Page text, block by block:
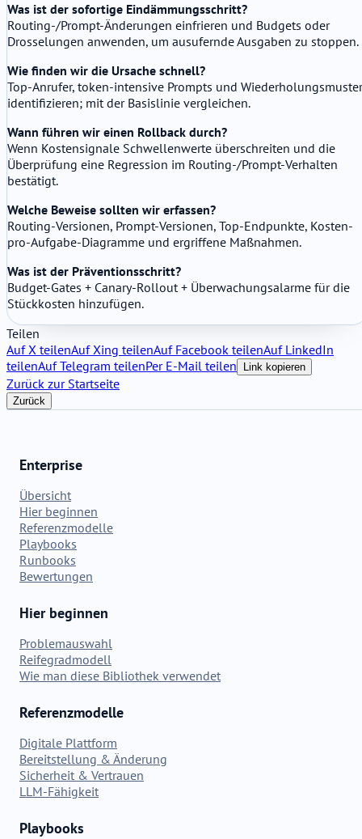
Was ist der sofortige Eindämmungsschritt?
Routing-/Prompt-Änderungen einfrieren und Budgets oder
Drosselungen anwenden, um ausufernde Ausgaben zu stoppen.
Wie finden wir die Ursache schnell?
Top-Anrufer, token-intensive Prompts und Wiederholungsmuster
identifizieren; mit der Basislinie vergleichen.
Wann führen wir einen Rollback durch?
Wenn Kostensignale Schwellenwerte überschreiten und die
Überprüfung eine Regression im Routing-/Prompt-Verhalten
bestätigt.
Welche Beweise sollten wir erfassen?
Routing-Versionen, Prompt-Versionen, Top-Endpunkte, Kosten-
pro-Aufgabe-Diagramme und ergriffene Maßnahmen.
Was ist der Präventionsschritt?
Budget-Gates + Canary-Rollout + Überwachungsalarme für die
Stückkosten hinzufügen.
Teilen
Auf X teilenAuf Xing teilenAuf Facebook teilenAuf LinkedIn
teilenAuf Telegram teilenPer E-Mail teilen Link kopieren
Zurück zur Startseite
Zurück
Enterprise
Übersicht
Hier beginnen
Referenzmodelle
Playbooks
Runbooks
Bewertungen
Hier beginnen
Problemauswahl
Reifegradmodell
Wie man diese Bibliothek verwendet
Referenzmodelle
Digitale Plattform
Bereitstellung & Änderung
Sicherheit & Vertrauen
LLM-Fähigkeit
Playbooks